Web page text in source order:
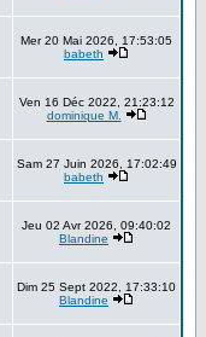
Mer 20 Mai 2026, 17:53:05
babeth
Ven 16 Déc 2022, 21:23:12
dominique M.
Sam 27 Juin 2026, 17:02:49
babeth
Jeu 02 Avr 2026, 09:40:02
Blandine
Dim 25 Sept 2022, 17:33:10
Blandine